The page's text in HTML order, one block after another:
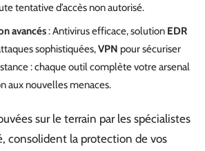
tentative d’accès non autorisé.
avancés: Antivirus efficace, solution EDR
sophistiquées,VPN pour sécuriser
: chaque outil complète votre arsenal
aux nouvelles menaces.
sur le terrain par les spécialistes
consolident la protection de vos